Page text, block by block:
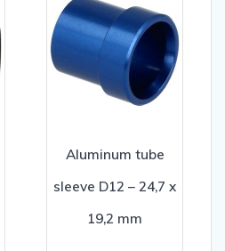
Aluminum tube
sleeve D12 – 24,7 x
19,2 mm